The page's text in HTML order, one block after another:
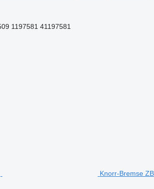
1197581 41197581
Knorr-Bremse